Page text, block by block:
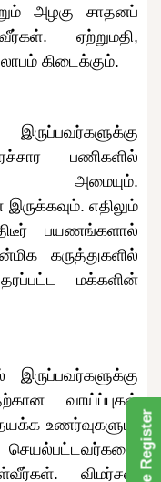
Free Register
அழகு சாதனப்
ஏற்றுமதி,
கிடைக்கும்.
பணிகளில்
அமையும்.
எதிலும்
பயணங்களால்
கருத்துகளில்
மக்களின்
வாய்ப்புகள்
உணர்வுகளும்,
செயல்பட்டவர்களை
விமர்சன